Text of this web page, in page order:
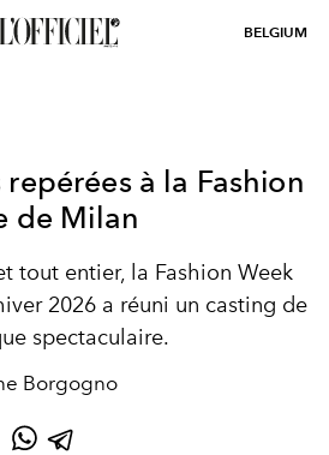
BELGIUM
à la Fashion
de Milan
tout entier, la Fashion Week
2026 a réuni un casting de
spectaculaire.
Borgogno